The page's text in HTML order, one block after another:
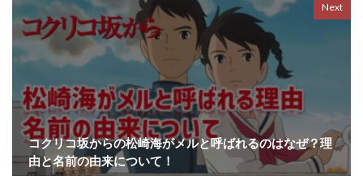
Next
コクリコ坂からの松崎海がメルと呼ばれるのはなぜ？理
由と名前の由来について！